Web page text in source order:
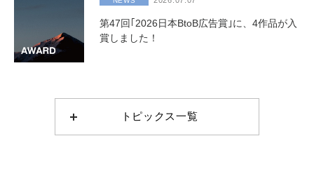
第47回｢2026日本BtoB広告賞｣に、4作品が入
賞しました！
トピックス一覧